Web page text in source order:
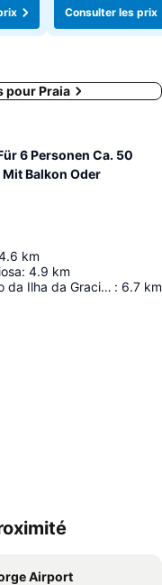
Consulter les prix
pour Praia
6 Personen Ca. 50
Balkon Oder
km
: 4.9 km
Associação de Criadores do Burro Anão da Ilha da Graciosa : 6.7 km
Airport